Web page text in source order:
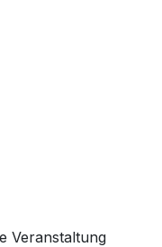
Veranstaltung